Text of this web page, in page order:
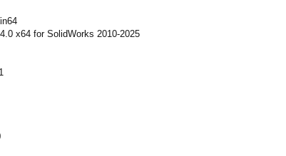
x64 for SolidWorks 2010-2025